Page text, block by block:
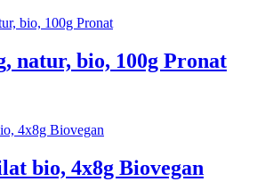
natur, bio, 100g Pronat
bio, 4x8g Biovegan